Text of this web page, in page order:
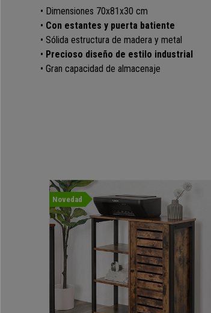
• Dimensiones 70x81x30 cm
• Con estantes y puerta batiente
• Sólida estructura de madera y metal
• Precioso diseño de estilo industrial
• Gran capacidad de almacenaje
Novedad